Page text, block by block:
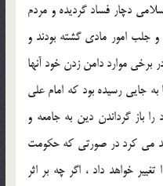
دچار فساد گرديده و مردم
جلب امور مادي گشته بودند و
برخي موارد دامن زدن خود آنها
جايي رسيده بود كه امام علي
باز گرداندن دين به جامعه و
مي كرد در صورتي كه حكومت
خواهد داد ، اگر چه بر اثر